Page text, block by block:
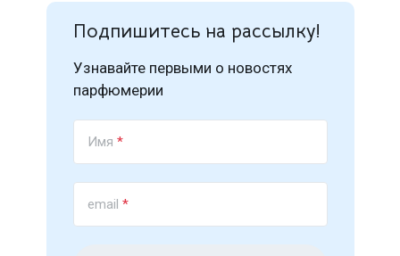
Подпишитесь на рассылку!
Узнавайте первыми о новостях
парфюмерии
Имя *
email *